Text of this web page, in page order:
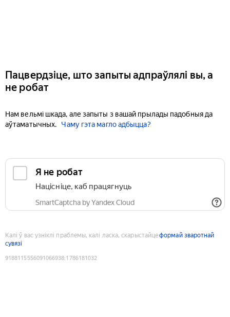
Пацвердзіце, што запыты адпраўлялі вы, а
не робат
Нам вельмі шкада, але запыты з вашай прылады падобныя да
аўтаматычных.
Чаму гэта магло адбыцца?
Я не робат
Націсніце, каб працягнуць
SmartCaptcha by Yandex Cloud
Калі ў вас узніклі праблемы, калі ласка, скарыстайцеформай зваротнай
сувязі
9188115556091066938:1786181032